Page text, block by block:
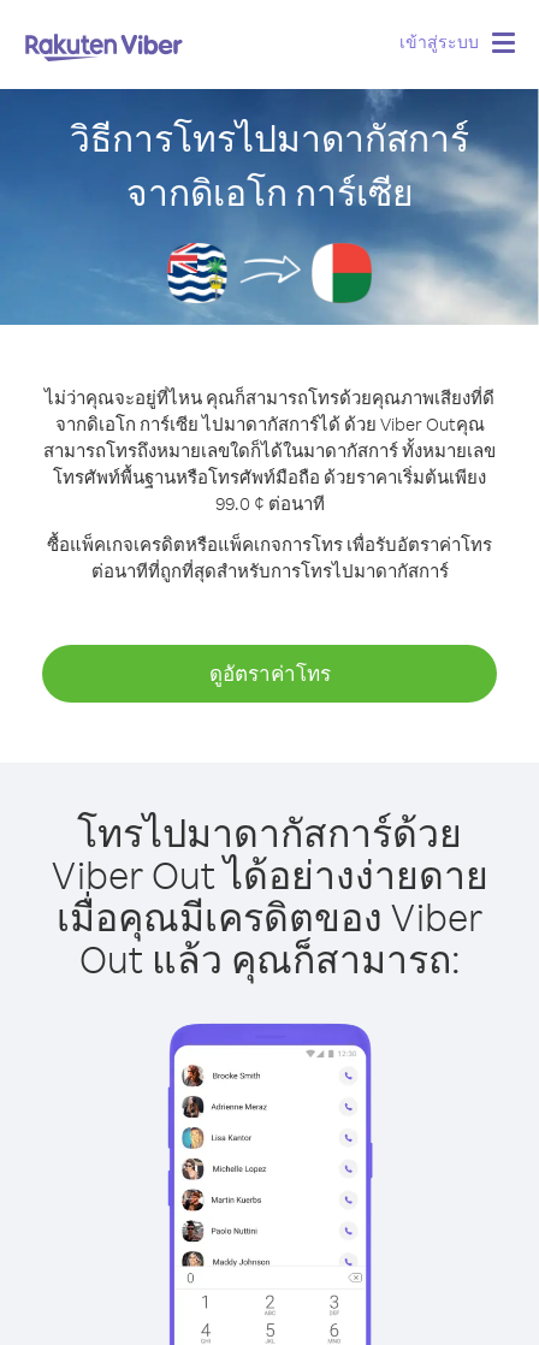
เข้าสู่ระบบ
วิธีการโทรไปมาดากัสการ์
จากดิเอโก การ์เซีย
ไม่ว่าคุณจะอยู่ที่ไหน คุณก็สามารถโทรด้วยคุณภาพเสียงที่ดี
จากดิเอโก การ์เซีย ไปมาดากัสการ์ได้ ด้วย Viber Outคุณ
สามารถโทรถึงหมายเลขใดก็ได้ในมาดากัสการ์ ทั้งหมายเลข
โทรศัพท์พื้นฐานหรือโทรศัพท์มือถือ ด้วยราคาเริ่มต้นเพียง
99.0 ¢ ต่อนาที
ซื้อแพ็คเกจเครดิตหรือแพ็คเกจการโทร เพื่อรับอัตราค่าโทร
ต่อนาทีที่ถูกที่สุดสำหรับการโทรไปมาดากัสการ์
ดูอัตราค่าโทร
โทรไปมาดากัสการ์ด้วย
Viber Out ได้อย่างง่ายดาย
เมื่อคุณมีเครดิตของ Viber
Out แล้ว คุณก็สามารถ: